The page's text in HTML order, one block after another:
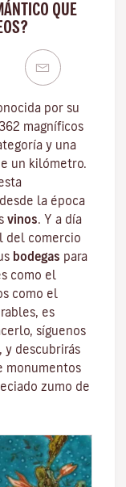
QUE
por su
magníficos
y una
un kilómetro.
la época
vinos. Y a día
del comercio
bodegas para
como el
como el
es
síguenos
y descubrirás
monumentos
zumo de